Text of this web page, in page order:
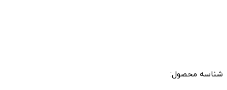
شناسه محصول: